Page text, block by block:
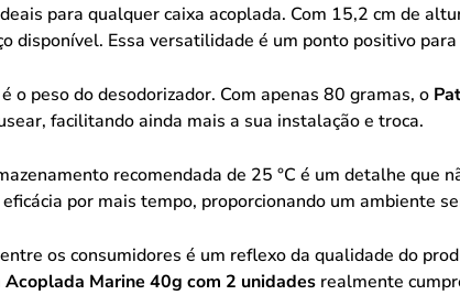
para qualquer caixa acoplada. Com 15,2 cm de
disponível. Essa versatilidade é um ponto positivo
o peso do desodorizador. Com apenas 80 gramas, o
facilitando ainda mais a sua instalação e troca.
recomendada de 25 °C é um detalhe que
por mais tempo, proporcionando um ambiente
os consumidores é um reflexo da qualidade do
Marine 40g com 2 unidades realmente